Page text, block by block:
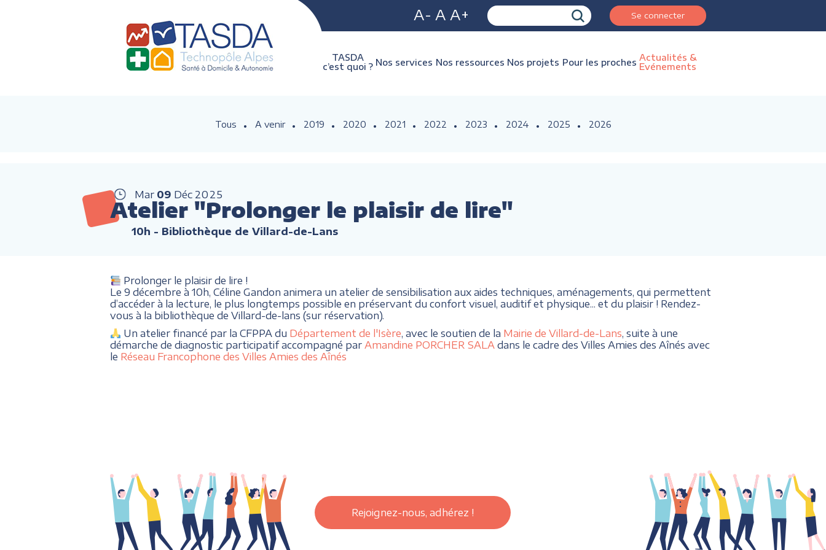
A- A A+ Se connecter
TASDA
c’est quoi ? Nos services Nos ressources Nos projets Pour les proches Actualités &
Evénements
Tous A venir 2019 2020 2021 2022 2023 2024 2025 2026
Mar 09 Déc 2025
Atelier "Prolonger le plaisir de lire"
10h - Bibliothèque de Villard-de-Lans
Prolonger le plaisir de lire !
Le 9 décembre à 10h, Céline Gandon animera un atelier de sensibilisation aux aides techniques, aménagements, qui permettent
d’accéder à la lecture, le plus longtemps possible en préservant du confort visuel, auditif et physique... et du plaisir ! Rendez-
vous à la bibliothèque de Villard-de-lans (sur réservation).
Un atelier financé par la CFPPA du Département de l'Isère, avec le soutien de la Mairie de Villard-de-Lans, suite à une
démarche de diagnostic participatif accompagné par Amandine PORCHER SALAdans le cadre des Villes Amies des Aînés avec
le Réseau Francophone des Villes Amies des Aînés
Rejoignez-nous, adhérez !